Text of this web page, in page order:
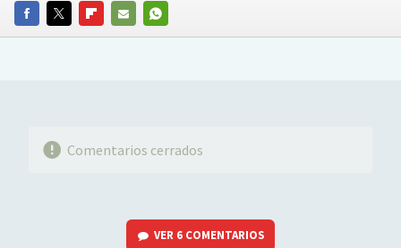
FACEBOOKTWITTERFLIPBOARD
E-
WHATSAPP
Comentarios cerrados
VER 6 COMENTARIOS